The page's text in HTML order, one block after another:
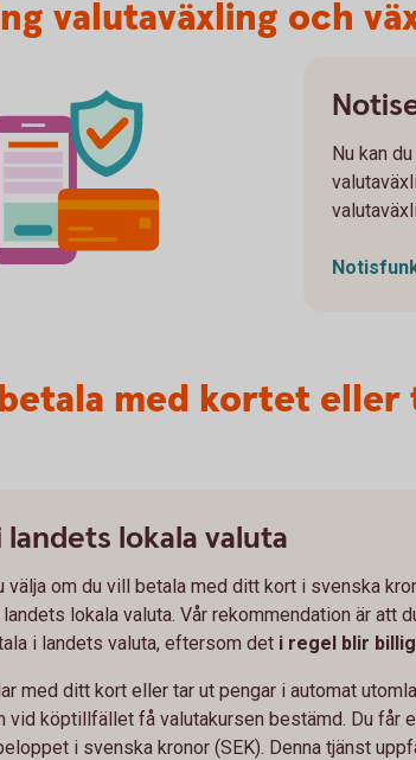
valutaväxling och
Nu kan
med kortet eller
landets lokala valuta
välja om du vill betala med ditt kort i svenska
lokala valuta. Vår rekommendation är att
i landets valuta, eftersom det i regel blir
med ditt kort eller tar ut pengar i automat
vid köptillfället få valutakursen bestämd. Du får
i svenska kronor (SEK). Denna tjänst